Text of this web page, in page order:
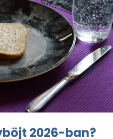
2026-ban?